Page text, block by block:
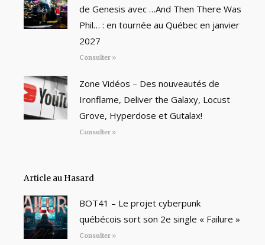
de Genesis avec …And Then There Was
Phil… : en tournée au Québec en janvier
2027
Consulter »
Zone Vidéos – Des nouveautés de
Ironflame, Deliver the Galaxy, Locust
Grove, Hyperdose et Gutalax!
Consulter »
Article au Hasard
BOT41 – Le projet cyberpunk
québécois sort son 2e single « Failure »
Consulter »